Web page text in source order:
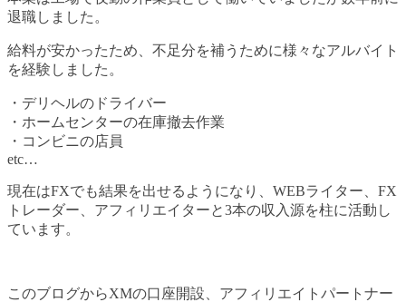
退職しました。
給料が安かったため、不足分を補うために様々なアルバイト
を経験しました。
・デリヘルのドライバー
・ホームセンターの在庫撤去作業
・コンビニの店員
etc…
現在はFXでも結果を出せるようになり、WEBライター、FX
トレーダー、アフィリエイターと3本の収入源を柱に活動し
ています。
このブログからXMの口座開設、アフィリエイトパートナー